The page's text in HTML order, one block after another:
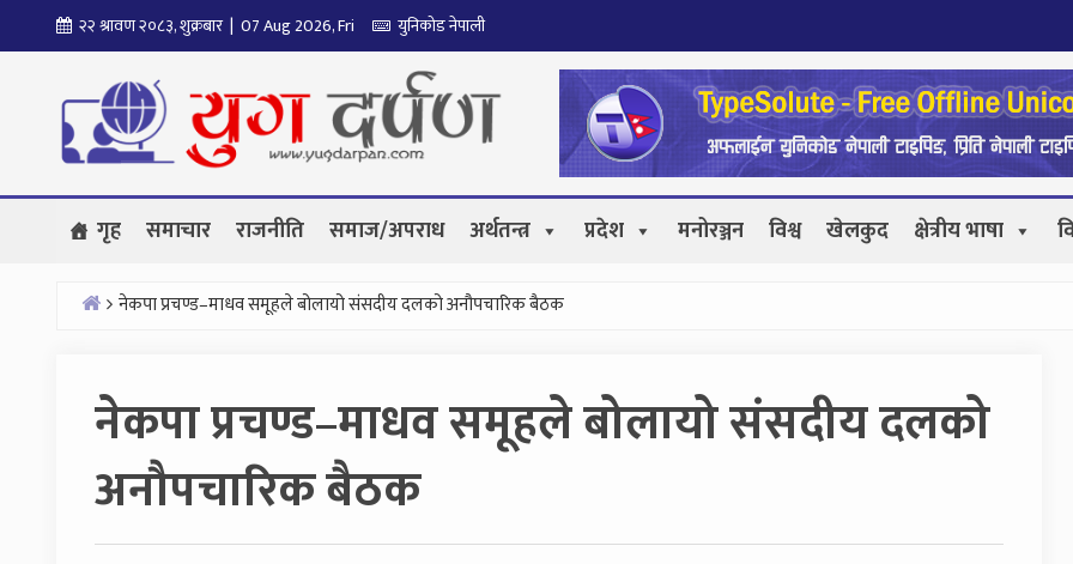
to
२२ श्रावण २०८३, शुक्रबार | 07 Aug 2026, Fri युनिकोड नेपाली
गृह समाचार राजनीति समाज/अपराध अर्थतन्त्र प्रदेश मनोरञ्जन विश्व खेलकुद क्षेत्रीय भाषा
नेकपा प्रचण्ड–माधव समूहले बोलायो संसदीय दलको अनौपचारिक बैठक
नेकपा प्रचण्ड–माधव समूहले बोलायो संसदीय दलको
अनौपचारिक बैठक